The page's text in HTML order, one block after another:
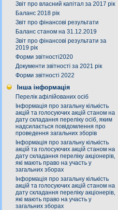
Звіт про власний капітал за 2017 рік
Баланс 2018 рік
Звіт про фінансові результати
Баланс станом на 31.12.2019
Звіт про фінансові результати за
2019 рік
Форми звітності2020
Документи звітності за 2021 рік
Форми звітності 2022
Інша інформація
Перелік афілійованих осіб
Інформація про загальну кількість
акцій та голосуючих акцій станом на
дату складання переліку осіб, яким
надсилається повідомлення про
проведення загальних зборів
Інформація про загальну кількість
акцій та голосуючих акцій станом на
дату складання переліку акціонерів,
які мають право на участь у
загальних зборах
Інформація про загальну кількість
акцій та голосуючих акцій станом на
дату складання переліку акціонерів,
які мають право на участь у
загальних зборах